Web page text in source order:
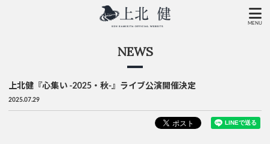
MENU
NEWS
上北健『心集い -2025・秋-』ライブ公演開催決定
2025.07.29